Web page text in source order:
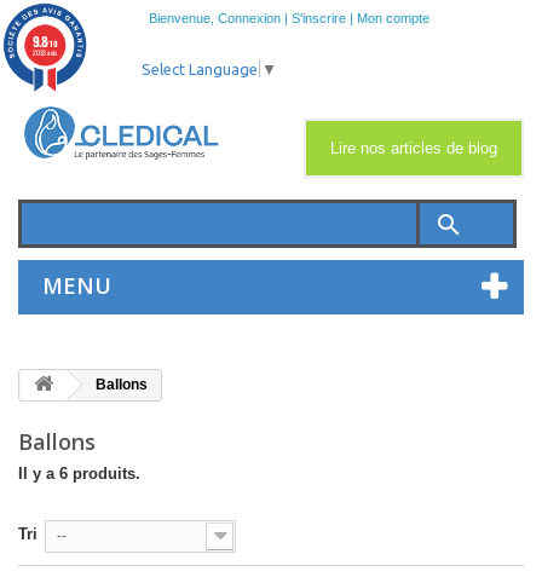
Bienvenue, Connexion | S'inscrire | Mon compte
search
MENU
Lire nos articles de blog
Select Language ▼
Ballons
Ballons
Il y a 6 produits.
Tri --
9.8/10
2033 avis